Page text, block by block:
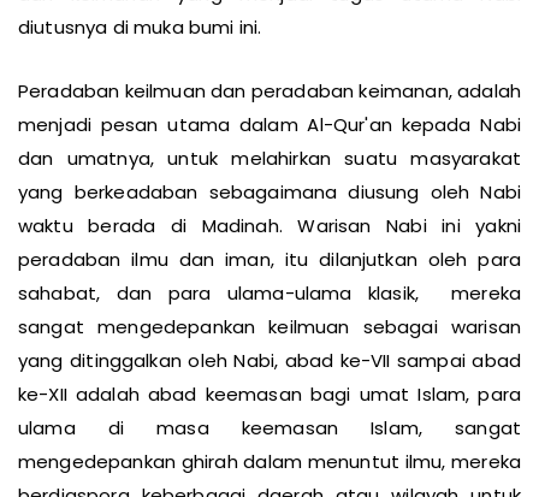
dan keimanan yang menjadi tugas utama Nabi
Peradaban keilmuan dan peradaban keimanan, adalah
menjadi pesan utama dalam Al-Qur'an kepada Nabi
dan umatnya, untuk melahirkan suatu masyarakat
yang berkeadaban sebagaimana diusung oleh Nabi
waktu berada di Madinah. Warisan Nabi ini yakni
peradaban ilmu dan iman, itu dilanjutkan oleh para
sahabat, dan para ulama-ulama klasik, mereka
sangat mengedepankan keilmuan sebagai warisan
yang ditinggalkan oleh Nabi, abad ke-VII sampai abad
ke-XII adalah abad keemasan bagi umat Islam, para
ulama di masa keemasan Islam, sangat
mengedepankan ghirah dalam menuntut ilmu, mereka